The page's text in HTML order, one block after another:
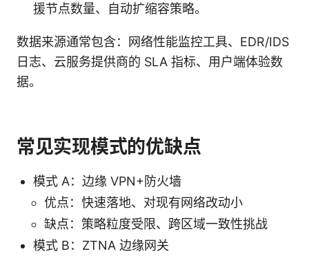
援节点数量、自动扩缩容策略。
数据来源通常包含：网络性能监控工具、EDR/IDS
日志、云服务提供商的 SLA 指标、用户端体验数
据。
常见实现模式的优缺点
模式 A：边缘 VPN+防火墙
优点：快速落地、对现有网络改动小
缺点：策略粒度受限、跨区域一致性挑战
模式 B：ZTNA 边缘网关